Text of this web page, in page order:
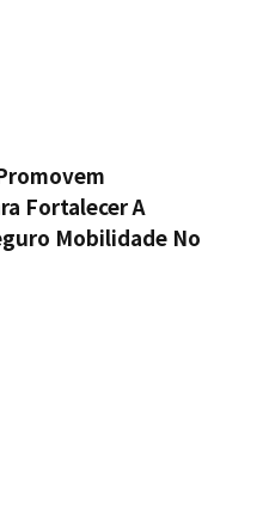
Fortalecer A
Mobilidade No